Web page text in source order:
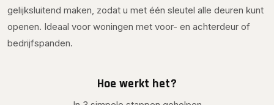
gelijksluitend maken, zodat u met één sleutel alle deuren kunt
openen. Ideaal voor woningen met voor- en achterdeur of
bedrijfspanden.
Hoe werkt het?